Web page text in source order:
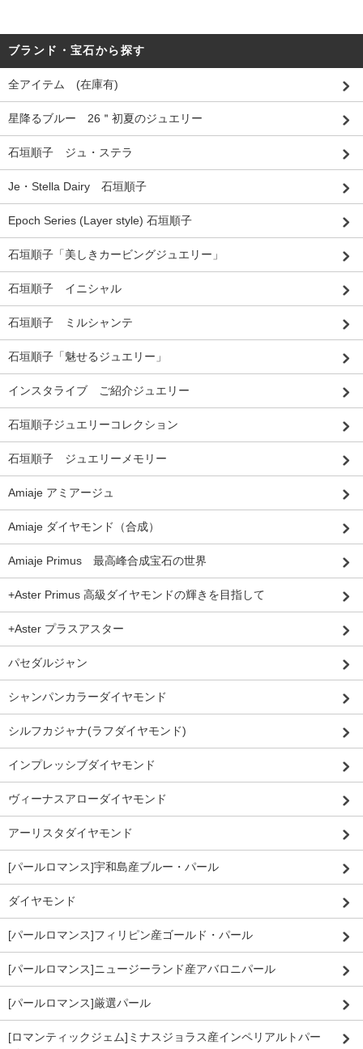
ブランド・宝石から探す
全アイテム (在庫有)
星降るブルー 26＂初夏のジュエリー
石垣順子 ジュ・ステラ
Je・Stella Dairy 石垣順子
Epoch Series (Layer style) 石垣順子
石垣順子「美しきカービングジュエリー」
石垣順子 イニシャル
石垣順子 ミルシャンテ
石垣順子「魅せるジュエリー」
インスタライブ ご紹介ジュエリー
石垣順子ジュエリーコレクション
石垣順子 ジュエリーメモリー
Amiaje アミアージュ
Amiaje ダイヤモンド（合成）
Amiaje Primus 最高峰合成宝石の世界
+Aster Primus 高級ダイヤモンドの輝きを目指して
+Aster プラスアスター
パセダルジャン
シャンパンカラーダイヤモンド
シルフカジャナ(ラフダイヤモンド)
インプレッシブダイヤモンド
ヴィーナスアローダイヤモンド
アーリスタダイヤモンド
[パールロマンス]宇和島産ブルー・パール
ダイヤモンド
[パールロマンス]フィリピン産ゴールド・パール
[パールロマンス]ニュージーランド産アバロニパール
[パールロマンス]厳選パール
[ロマンティックジェム]ミナスジョラス産インペリアルトパー